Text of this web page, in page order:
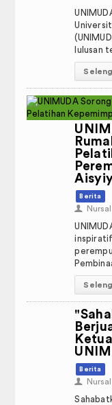
Media Sosial
Hubungi Kami
Panduan dan SOP
KEUANGAN
Hasil Audit KAP
Hasil Audit KAP
Hasil Audit KAP
Hasil Audit KAP
PP Muhammadiyah
PP Aisyiyah
Nasyiyatul Aisyiyah
Ikatan Pelajar
lulusan
Berita
👤
Berita
👤